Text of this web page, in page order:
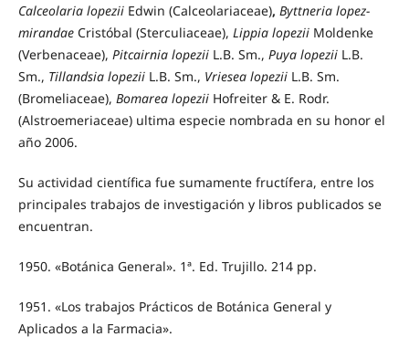
Calceolaria lopeziiEdwin (Calceolariaceae), Byttneria lopez-
mirandaeCristóbal (Sterculiaceae), Lippia lopeziiMoldenke
(Verbenaceae), Pitcairnia lopeziiL.B. Sm., Puya lopeziiL.B.
Sm., Tillandsia lopeziiL.B. Sm., Vriesea lopeziiL.B. Sm.
(Bromeliaceae), Bomarea lopeziiHofreiter & E. Rodr.
(Alstroemeriaceae) ultima especie nombrada en su honor el
año 2006.
Su actividad científica fue sumamente fructífera, entre los
principales trabajos de investigación y libros publicados se
encuentran.
1950. «Botánica General». 1ª. Ed. Trujillo. 214 pp.
1951. «Los trabajos Prácticos de Botánica General y
Aplicados a la Farmacia».